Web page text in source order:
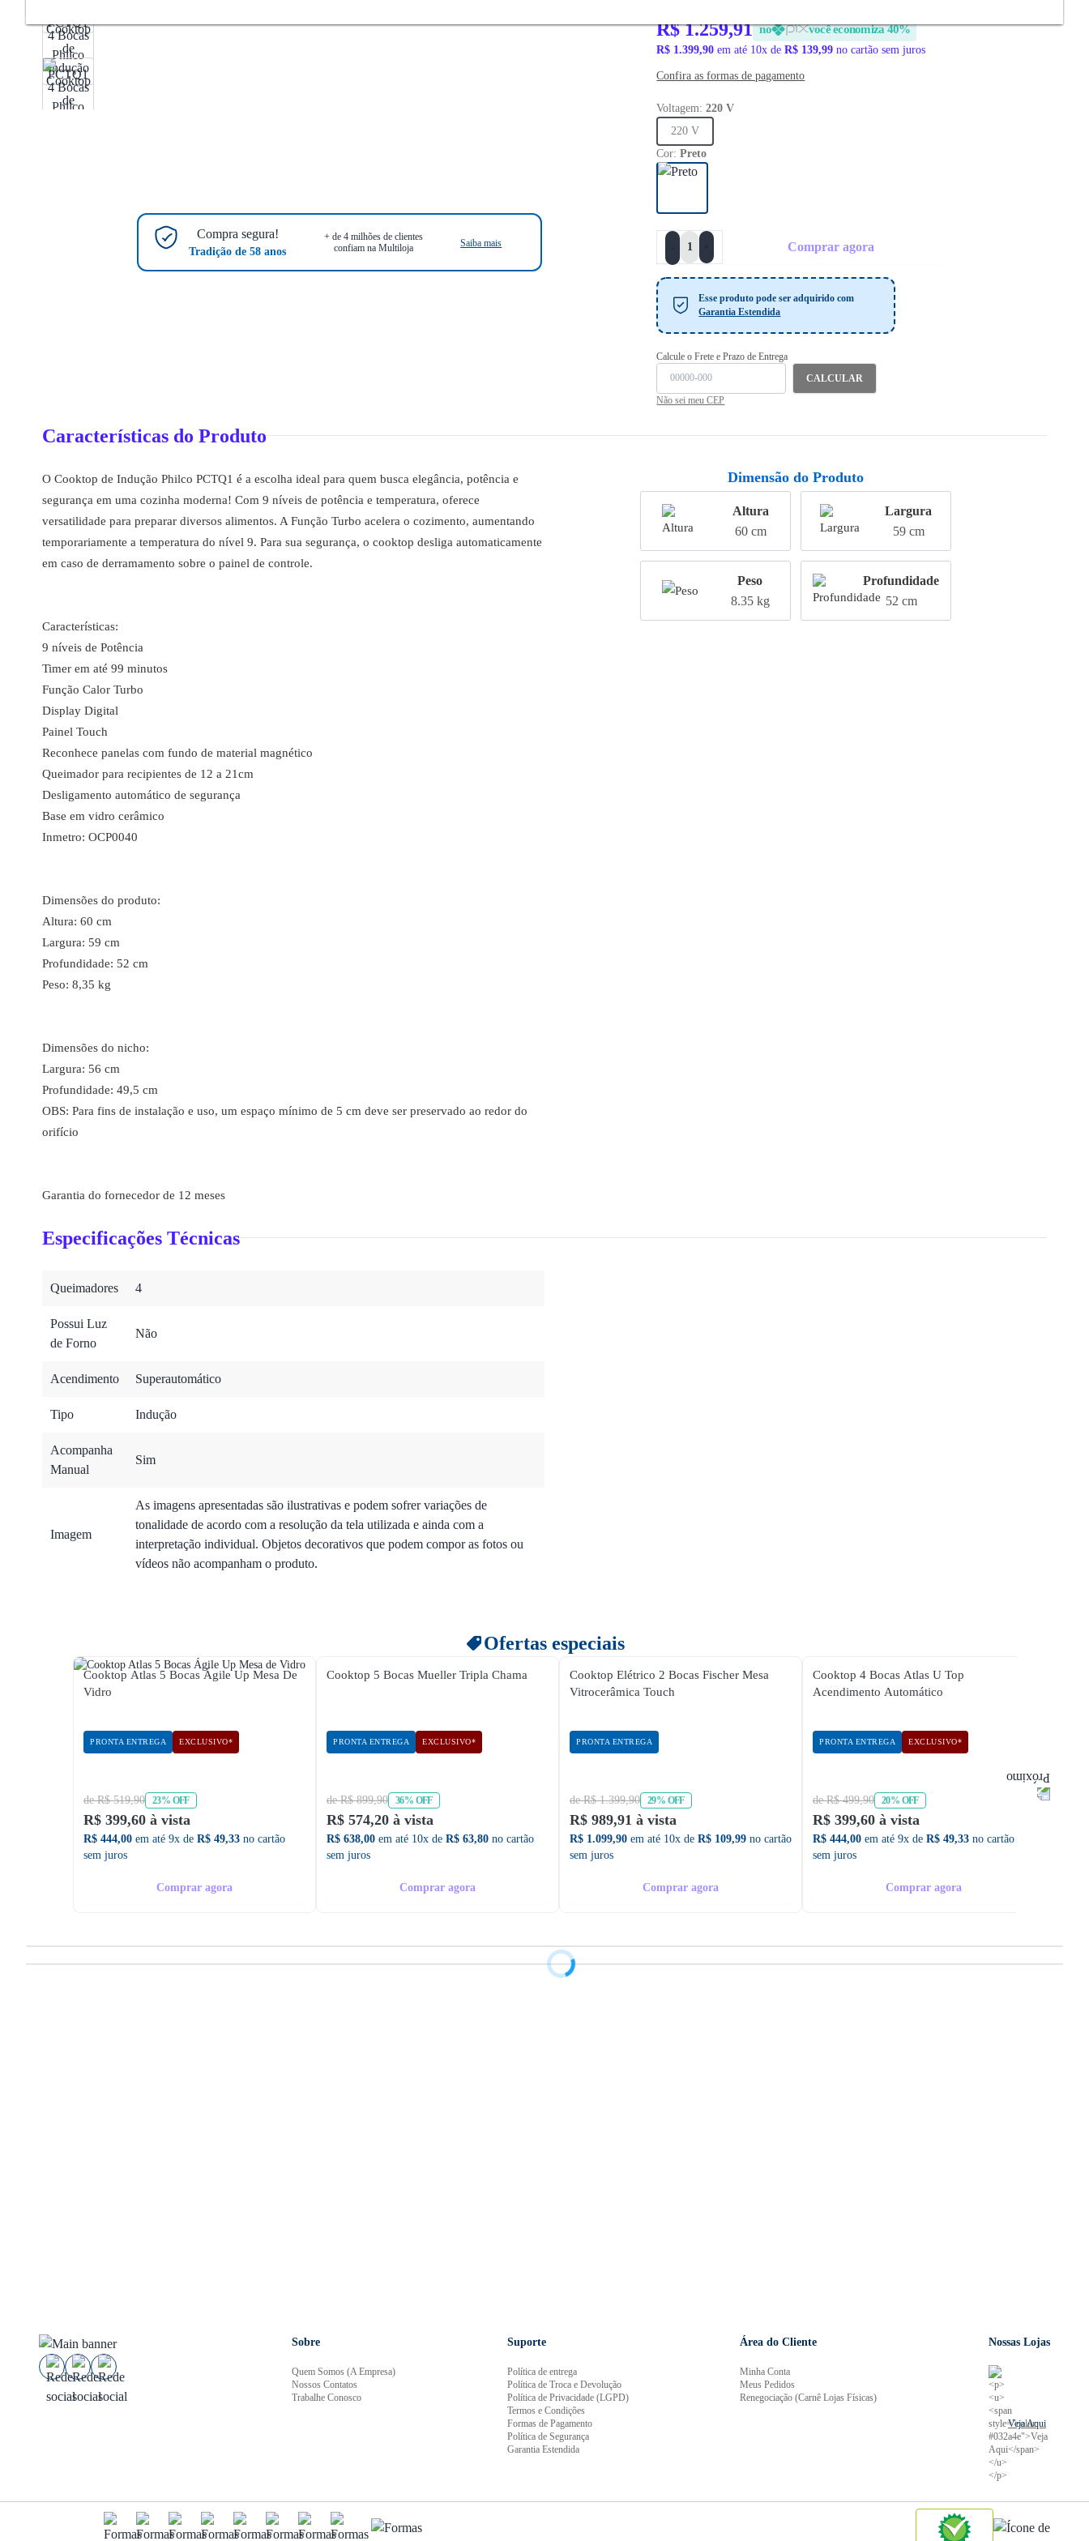
Compra segura!
Tradição de 58 anos
+ de 4 milhões de clientes
confiam na Multiloja
Saiba mais
R$ 1.259,91 no você economiza 40%
R$ 1.399,90 em até 10x deR$ 139,99 no cartão sem juros
Confira as formas de pagamento
Voltagem:220 V
220 V
Cor:Preto
Comprar agora
Esse produto pode ser adquirido com
Garantia Estendida
Calcule o Frete e Prazo de Entrega
CALCULAR
Não sei meu CEP
Características do Produto
O Cooktop de Indução Philco PCTQ1 é a escolha ideal para quem busca elegância, potência e
segurança em uma cozinha moderna! Com 9 níveis de potência e temperatura, oferece
versatilidade para preparar diversos alimentos. A Função Turbo acelera o cozimento, aumentando
temporariamente a temperatura do nível 9. Para sua segurança, o cooktop desliga automaticamente
em caso de derramamento sobre o painel de controle.
Características:
9 níveis de Potência
Timer em até 99 minutos
Função Calor Turbo
Display Digital
Painel Touch
Reconhece panelas com fundo de material magnético
Queimador para recipientes de 12 a 21cm
Desligamento automático de segurança
Base em vidro cerâmico
Inmetro: OCP0040
Dimensões do produto:
Altura: 60 cm
Largura: 59 cm
Profundidade: 52 cm
Peso: 8,35 kg
Dimensões do nicho:
Largura: 56 cm
Profundidade: 49,5 cm
OBS: Para fins de instalação e uso, um espaço mínimo de 5 cm deve ser preservado ao redor do
orifício
Garantia do fornecedor de 12 meses
Dimensão do Produto
Altura
60 cm
Largura
59 cm
Peso
8.35 kg
Profundidade
52 cm
Especificações Técnicas
Queimadores 4
Possui Luz
de Forno
Não
Acendimento Superautomático
Tipo Indução
Acompanha
Manual
Sim
Imagem
As imagens apresentadas são ilustrativas e podem sofrer variações de
tonalidade de acordo com a resolução da tela utilizada e ainda com a
interpretação individual. Objetos decorativos que podem compor as fotos ou
vídeos não acompanham o produto.
Ofertas especiais
Cooktop Atlas 5 Bocas Ágile Up Mesa De
Vidro
PRONTA ENTREGA EXCLUSIVO*
de R$ 519,90 23% OFF
R$ 399,60 à vista
R$ 444,00 em até 9x de R$ 49,33 no cartão
sem juros
Comprar agora
Cooktop 5 Bocas Mueller Tripla Chama
PRONTA ENTREGA EXCLUSIVO*
de R$ 899,90 36% OFF
R$ 574,20 à vista
R$ 638,00 em até 10x de R$ 63,80 no cartão
sem juros
Comprar agora
Cooktop Elétrico 2 Bocas Fischer Mesa
Vitrocerâmica Touch
PRONTA ENTREGA
de R$ 1.399,90 29% OFF
R$ 989,91 à vista
R$ 1.099,90 em até 10x de R$ 109,99 no cartão
sem juros
Comprar agora
Cooktop 4 Bocas Atlas U Top
Acendimento Automático
PRONTA ENTREGA EXCLUSIVO*
de R$ 499,90 20% OFF
R$ 399,60 à vista
R$ 444,00 em até 9x de R$ 49,33 no cartão
sem juros
Comprar agora
Sobre
Quem Somos (A Empresa)
Nossos Contatos
Trabalhe Conosco
Suporte
Política de entrega
Política de Troca e Devolução
Política de Privacidade (LGPD)
Termos e Condições
Formas de Pagamento
Política de Segurança
Garantia Estendida
Área do Cliente
Minha Conta
Meus Pedidos
Renegociação (Carnê Lojas Físicas)
Nossas Lojas
Veja Aqui